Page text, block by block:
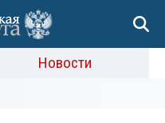
Новости